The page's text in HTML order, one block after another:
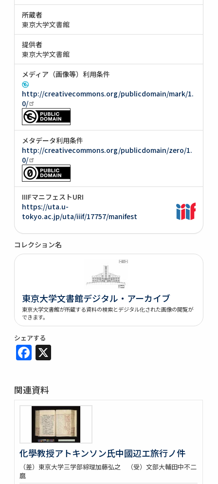
所蔵者
東京大学文書館
提供者
東京大学文書館
メディア（画像等）利用条件
http://creativecommons.org/publicdomain/mark/1.
0/
メタデータ利用条件
http://creativecommons.org/publicdomain/zero/1.
0/
IIIFマニフェストURI
https://uta.u-
tokyo.ac.jp/uta/iiif/17757/manifest
コレクション名
東京大学文書館デジタル・アーカイブ
東京大学文書館が所蔵する資料の検索とデジタル化された画像の閲覧が
できます。
シェアする
Facebook
関連資料
化學教授アトキンソン氏中國辺エ旅行ノ件
（差）東京大学三学部綜理加藤弘之 （受）文部大輔田中不二
麿